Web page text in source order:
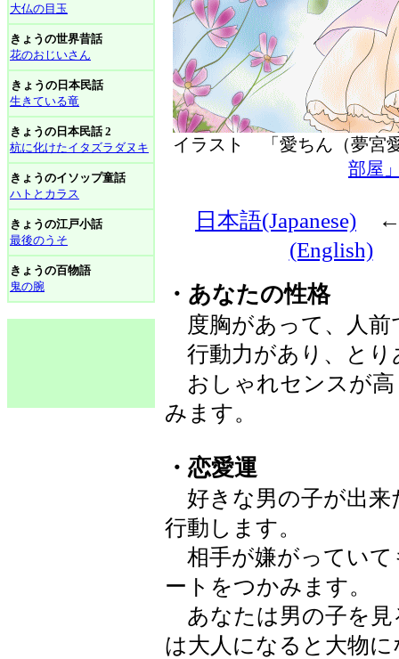
大仏の目玉
きょうの世界昔話
花のおじいさん
きょうの日本民話
生きている竜
きょうの日本民話 2
杭に化けたイタズラダヌキ
きょうのイソップ童話
ハトとカラス
きょうの江戸小話
最後のうそ
きょうの百物語
鬼の腕
イラスト 「愛ちん（夢
部屋
日本語(Japanese)
(English)
・あなたの性格
度胸があって、人前
行動力があり、とり
おしゃれセンスが高
みます。
・恋愛運
好きな男の子が出来
行動します。
相手が嫌がっていて
ートをつかみます。
あなたは男の子を見
は大人になると大物